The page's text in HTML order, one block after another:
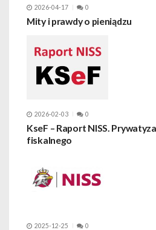
2026-04-17 0
Mity i prawdy o pieniądzu
2026-02-03 0
KseF – Raport NISS.
fiskalnego
2025-12-25 0